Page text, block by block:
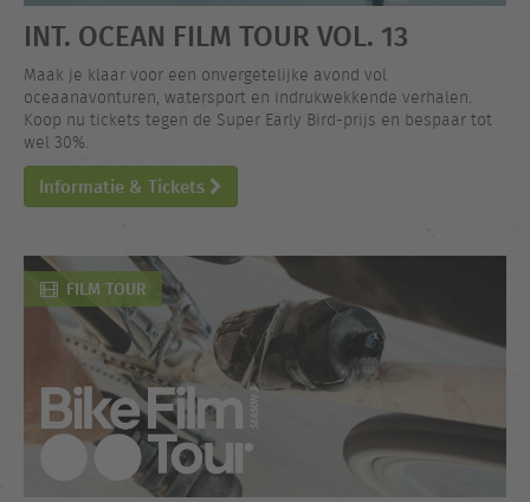
INT. OCEAN FILM TOUR VOL. 13
Maak je klaar voor een onvergetelijke avond vol
oceaanavonturen, watersport en indrukwekkende verhalen.
Koop nu tickets tegen de Super Early Bird-prijs en bespaar tot
wel 30%.
Informatie & Tickets
FILM TOUR